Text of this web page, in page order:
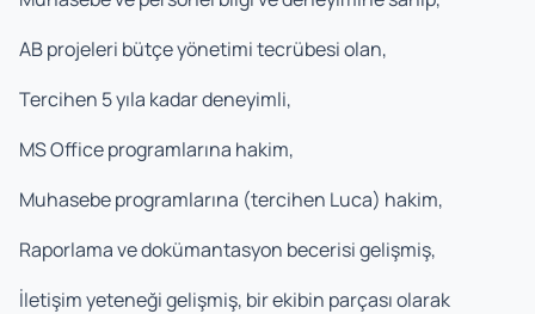
AB projeleri bütçe yönetimi tecrübesi olan,
Tercihen 5 yıla kadar deneyimli,
MS Office programlarına hakim,
Muhasebe programlarına (tercihen Luca) hakim,
Raporlama ve dokümantasyon becerisi gelişmiş,
İletişim yeteneği gelişmiş, bir ekibin parçası olarak